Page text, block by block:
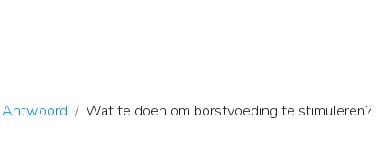
Antwoord Wat te doen om borstvoeding te stimuleren?